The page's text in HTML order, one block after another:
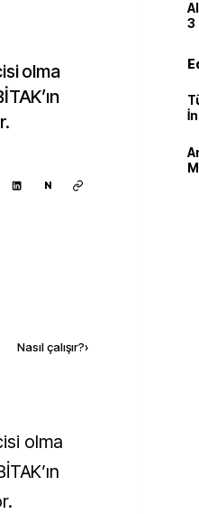
olma
N
Nasıl çalışır?›
3